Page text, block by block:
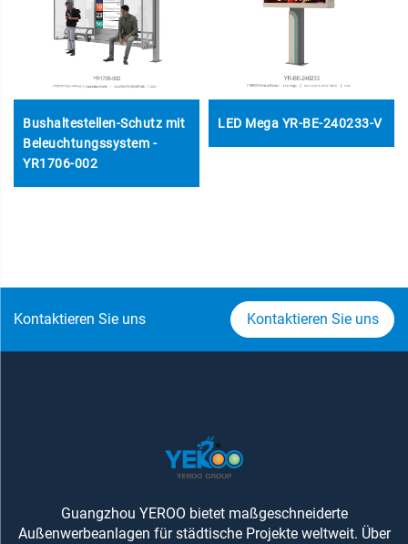
Bushaltestellen-Schutz mit
Beleuchtungssystem -
YR1706-002
LED Mega YR-BE-240233-V
Kontaktieren Sie uns Kontaktieren Sie uns
Guangzhou YEROO bietet maßgeschneiderte
Außenwerbeanlagen für städtische Projekte weltweit. Über